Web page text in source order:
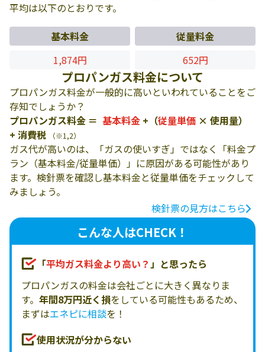
平均は以下のとおりです。
基本料金
従量料金
1,874円
652円
プロパンガス料金について
プロパンガス料金が一般的に高いといわれていることをご
存知でしょうか？
プロパンガス料金 ＝ 基本料金 +（従量単価 × 使用量）
+ 消費税
（※1,2）
ガス代が高いのは、「ガスの使いすぎ」ではなく「料金プ
ラン（基本料金/従量単価）」に原因がある可能性があり
ます。検針票を確認し基本料金と従量単価をチェックして
みましょう。
検針票の見方はこちら
こんな人はCHECK！
「平均ガス料金より高い？」と思ったら
プロパンガスの料金は会社ごとに大きく異なりま
す。 年間8万円近く損をしている可能性もあるため、
まずはエネピに相談を！
使用状況が分からない